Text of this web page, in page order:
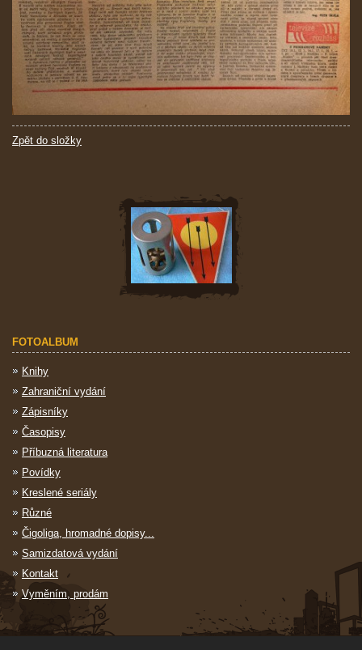
Zpět do složky
FOTOALBUM
Knihy
Zahraniční vydání
Zápisníky
Časopisy
Příbuzná literatura
Povídky
Kreslené seriály
Různé
Čigoliga, hromadné dopisy...
Samizdatová vydání
Kontakt
Vyměním, prodám